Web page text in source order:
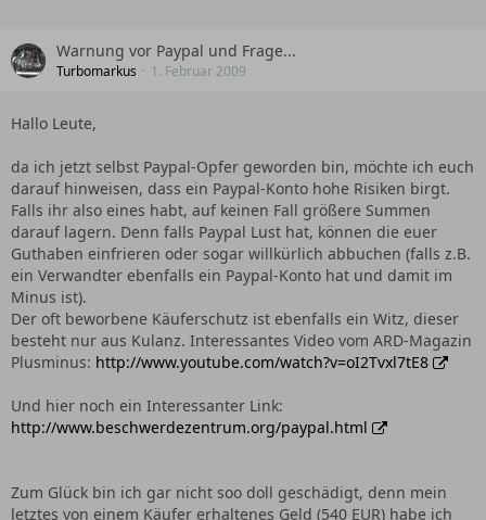
Warnung vor Paypal und Frage...
Turbomarkus 1. Februar 2009
Hallo Leute,
da ich jetzt selbst Paypal-Opfer geworden bin, möchte ich euch
darauf hinweisen, dass ein Paypal-Konto hohe Risiken birgt.
Falls ihr also eines habt, auf keinen Fall größere Summen
darauf lagern. Denn falls Paypal Lust hat, können die euer
Guthaben einfrieren oder sogar willkürlich abbuchen (falls z.B.
ein Verwandter ebenfalls ein Paypal-Konto hat und damit im
Minus ist).
Der oft beworbene Käuferschutz ist ebenfalls ein Witz, dieser
besteht nur aus Kulanz. Interessantes Video vom ARD-Magazin
Plusminus: http://www.youtube.com/watch?v=oI2Tvxl7tE8
Und hier noch ein Interessanter Link:
http://www.beschwerdezentrum.org/paypal.html
Zum Glück bin ich gar nicht soo doll geschädigt, denn mein
letztes von einem Käufer erhaltenes Geld (540 EUR) habe ich